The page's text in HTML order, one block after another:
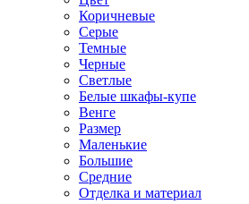
Коричневые
Серые
Темные
Черные
Светлые
Белые шкафы-купе
Венге
Размер
Маленькие
Большие
Средние
Отделка и материал